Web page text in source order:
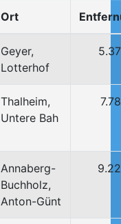
Ort
Geyer,
Lotterhof
Thalheim,
Untere Bah
Annaberg-
Buchholz,
Anton-Günt